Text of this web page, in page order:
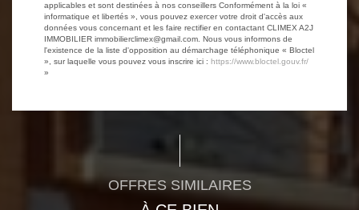
applicables et sont destinées à nos conseillers Conformément à la loi «
informatique et libertés », vous pouvez exercer votre droit d'accès aux
données vous concernant et les faire rectifier en contactant CLIMEX A2J
IMMOBILIER immobilierclimex@gmail.com. Nous vous informons de
l'existence de la liste d'opposition au démarchage téléphonique « Bloctel
», sur laquelle vous pouvez vous inscrire ici : https://www.bloctel.gouv.fr/
»
OFFRES SIMILAIRES